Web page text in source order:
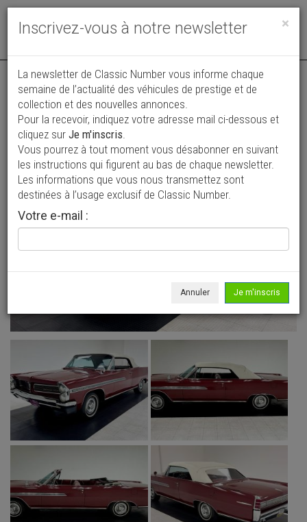
Toggle
Annonce actualisée le 02/08/2026 ( il y a 6 jours )
Pontiac Bonneville Convertible
29 900 €
1963 Cabriolet / roadster 85 246 mi
×
Inscrivez-vous à notre newsletter
La newsletter de Classic Number vous informe chaque
semaine de l’actualité des véhicules de prestige et de
collection et des nouvelles annonces.
Pour la recevoir, indiquez votre adresse mail ci-dessous et
cliquez sur Je m'inscris.
Vous pourrez à tout moment vous désabonner en suivant
les instructions qui figurent au bas de chaque newsletter.
Les informations que vous nous transmettez sont
destinées à l’usage exclusif de Classic Number.
Votre e-mail :
Annuler Je m'inscris